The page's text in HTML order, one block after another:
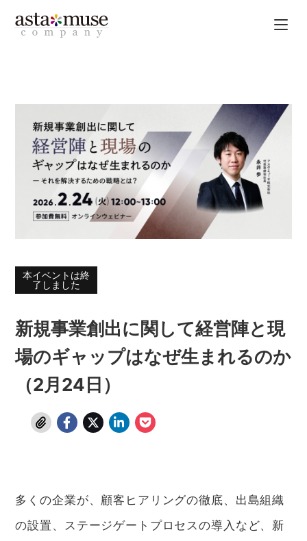
本イベントは終
了しました
新規事業創出に関して経営陣と現
場のギャップはなぜ生まれるのか
（2月24日）
多くの企業が、顧客ヒアリングの徹底、出島組織
の設置、ステージゲートプロセスの導入など、新